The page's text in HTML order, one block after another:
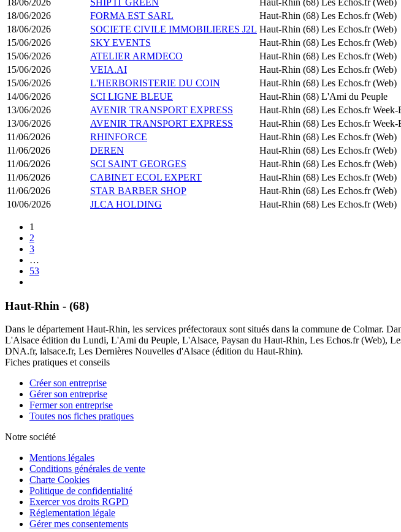
18/06/2026
SHIP IT GREEN Haut-Rhin (68) Les Echos.fr (Web)
18/06/2026
FORMA EST SARL Haut-Rhin (68) Les Echos.fr (Web)
18/06/2026
SOCIETE CIVILE IMMOBILIERES J2L Haut-Rhin (68) Les Echos.fr (Web)
15/06/2026
SKY EVENTS Haut-Rhin (68) Les Echos.fr (Web)
15/06/2026
ATELIER ARMDECO Haut-Rhin (68) Les Echos.fr (Web)
15/06/2026
VEIA.AI Haut-Rhin (68) Les Echos.fr (Web)
15/06/2026
L'HERBORISTERIE DU COIN Haut-Rhin (68) Les Echos.fr (Web)
14/06/2026
SCI LIGNE BLEUE Haut-Rhin (68) L'Ami du Peuple
13/06/2026
AVENIR TRANSPORT EXPRESS Haut-Rhin (68) Les Echos.fr Week-
13/06/2026
AVENIR TRANSPORT EXPRESS Haut-Rhin (68) Les Echos.fr Week-
11/06/2026
RHINFORCE Haut-Rhin (68) Les Echos.fr (Web)
11/06/2026
DEREN Haut-Rhin (68) Les Echos.fr (Web)
11/06/2026
SCI SAINT GEORGES Haut-Rhin (68) Les Echos.fr (Web)
11/06/2026
CABINET ECOL EXPERT Haut-Rhin (68) Les Echos.fr (Web)
11/06/2026
STAR BARBER SHOP Haut-Rhin (68) Les Echos.fr (Web)
10/06/2026
JLCA HOLDING Haut-Rhin (68) Les Echos.fr (Web)
1
2
3
…
53
Haut-Rhin - (68)
Dans le département Haut-Rhin, les services préfectoraux sont situés dans la commune de Colmar.
L'Alsace édition du Lundi, L'Ami du Peuple, L'Alsace, Paysan du Haut-Rhin, Les Echos.fr (Web),
DNA.fr, lalsace.fr, Les Dernières Nouvelles d'Alsace (édition du Haut-Rhin).
Fiches pratiques et conseils
Créer son entreprise
Gérer son entreprise
Fermer son entreprise
Toutes nos fiches pratiques
Notre société
Mentions légales
Conditions générales de vente
Charte Cookies
Politique de confidentialité
Exercer vos droits RGPD
Réglementation légale
Gérer mes consentements